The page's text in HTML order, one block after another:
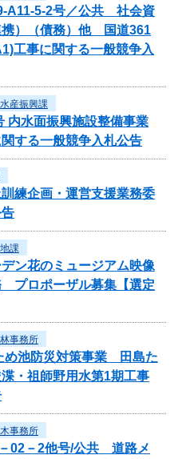
A11-5-2号／公共 社会資
携）（債務）他 国道361
工事に関する一般競争入
産振興課
内水面振興施設整備事業
する一般競争入札公告
練企画・運営支援業務委
課
ン花のミュージアム映像
プロポーザル募集【選定
事務所
め池防災対策事業 田島た
・祖師野用水第1期工事
事務所
02－2他号/公共 道路メ